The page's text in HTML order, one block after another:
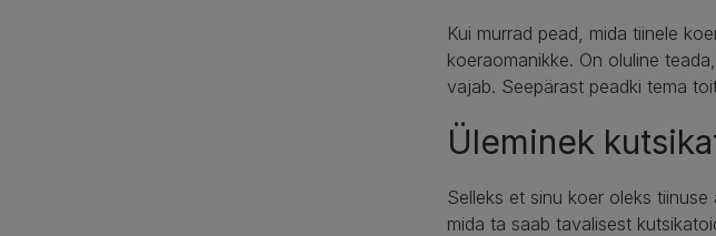
Kui murrad pead, mida tiinele
koeraomanikke. On oluline
vajab. Seepärast peadki tema
Üleminek
Selleks et sinu koer oleks
mida ta saab tavalisest